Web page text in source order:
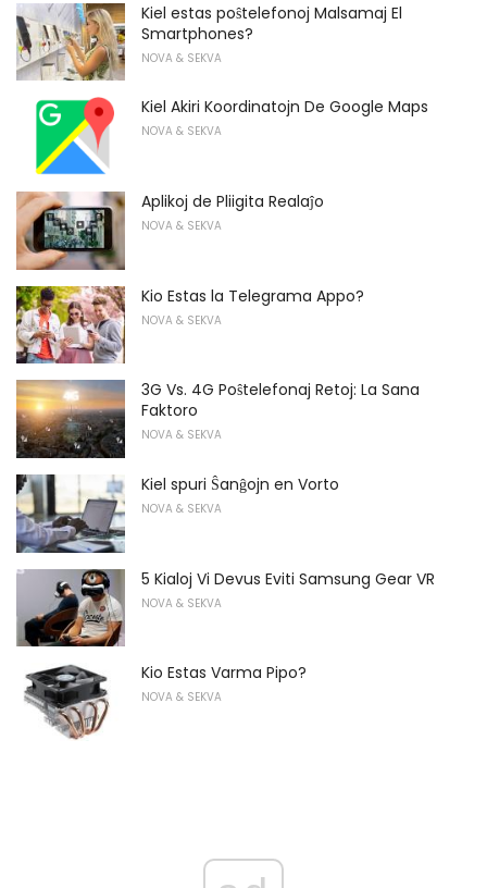
Kiel estas poŝtelefonoj Malsamaj El
Smartphones?
NOVA & SEKVA
Kiel Akiri Koordinatojn De Google Maps
NOVA & SEKVA
Aplikoj de Pliigita Realaĵo
NOVA & SEKVA
Kio Estas la Telegrama Appo?
NOVA & SEKVA
3G Vs. 4G Poŝtelefonaj Retoj: La Sana
Faktoro
NOVA & SEKVA
Kiel spuri Ŝanĝojn en Vorto
NOVA & SEKVA
5 Kialoj Vi Devus Eviti Samsung Gear VR
NOVA & SEKVA
Kio Estas Varma Pipo?
NOVA & SEKVA